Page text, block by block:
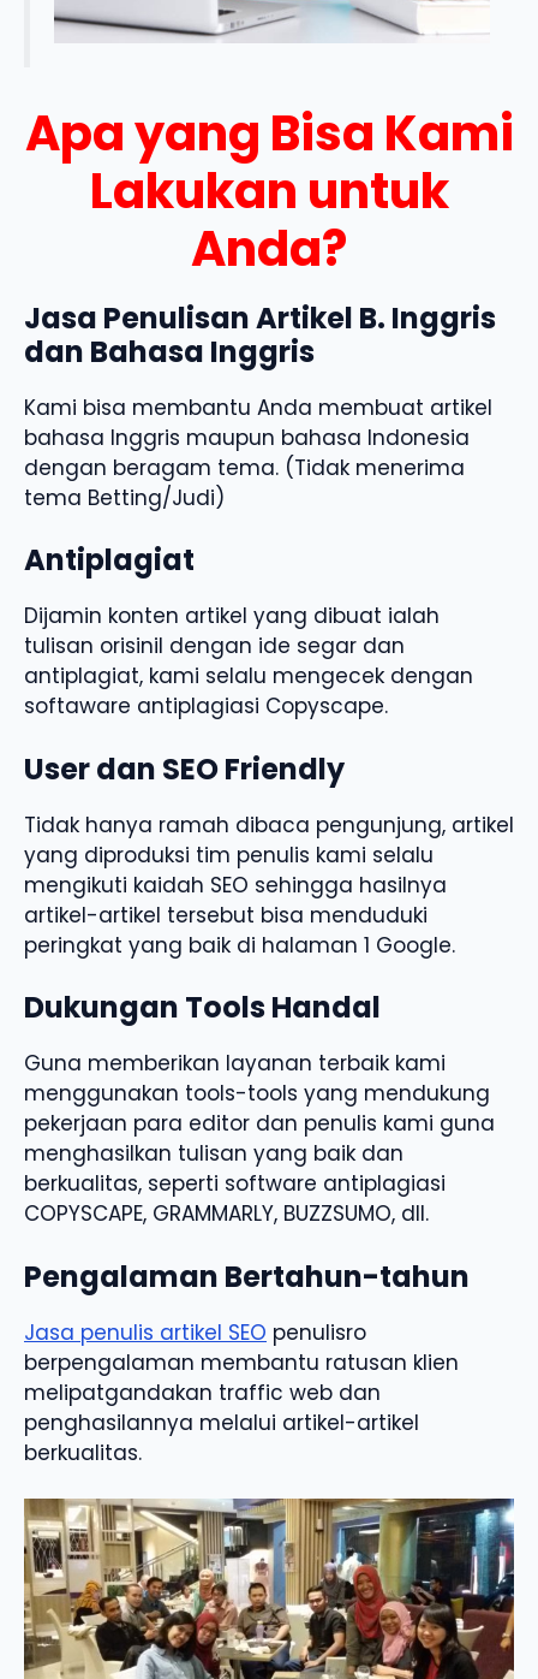
Apa yang Bisa Kami
Lakukan untuk
Anda?
Jasa Penulisan Artikel B. Inggris
dan Bahasa Inggris
Kami bisa membantu Anda membuat artikel
bahasa Inggris maupun bahasa Indonesia
dengan beragam tema. (Tidak menerima
tema Betting/Judi)
Antiplagiat
Dijamin konten artikel yang dibuat ialah
tulisan orisinil dengan ide segar dan
antiplagiat, kami selalu mengecek dengan
softaware antiplagiasi Copyscape.
User dan SEO Friendly
Tidak hanya ramah dibaca pengunjung, artikel
yang diproduksi tim penulis kami selalu
mengikuti kaidah SEO sehingga hasilnya
artikel-artikel tersebut bisa menduduki
peringkat yang baik di halaman 1 Google.
Dukungan Tools Handal
Guna memberikan layanan terbaik kami
menggunakan tools-tools yang mendukung
pekerjaan para editor dan penulis kami guna
menghasilkan tulisan yang baik dan
berkualitas, seperti software antiplagiasi
COPYSCAPE, GRAMMARLY, BUZZSUMO, dll.
Pengalaman Bertahun-tahun
Jasa penulis artikel SEO penulisro
berpengalaman membantu ratusan klien
melipatgandakan traffic web dan
penghasilannya melalui artikel-artikel
berkualitas.